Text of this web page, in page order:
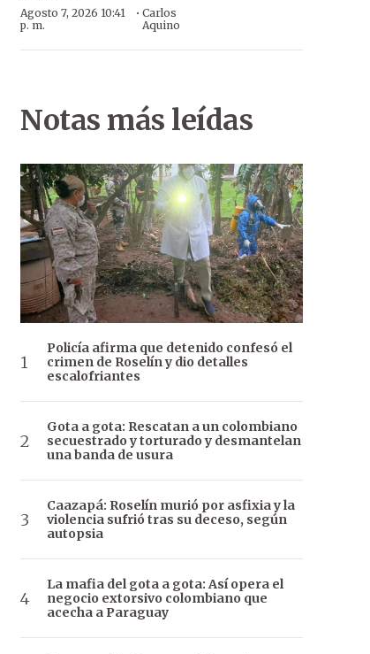
Agosto 7, 2026 10:41
p. m.
· Carlos
Aquino
Notas más leídas
Policía afirma que detenido confesó el
crimen de Roselín y dio detalles
escalofriantes
Gota a gota: Rescatan a un colombiano
secuestrado y torturado y desmantelan
una banda de usura
Caazapá: Roselín murió por asfixia y la
violencia sufrió tras su deceso, según
autopsia
La mafia del gota a gota: Así opera el
negocio extorsivo colombiano que
acecha a Paraguay